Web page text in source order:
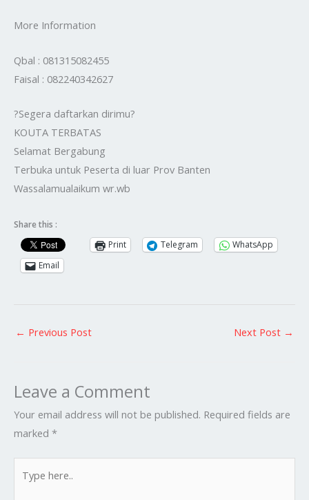
More Information
Qbal : 081315082455
Faisal : 082240342627
?Segera daftarkan dirimu?
KOUTA TERBATAS
Selamat Bergabung
Terbuka untuk Peserta di luar Prov Banten
Wassalamualaikum wr.wb
Share this :
Print
Telegram
WhatsApp
Email
← Previous Post Next Post →
Leave a Comment
Your email address will not be published. Required fields are
marked *
here..